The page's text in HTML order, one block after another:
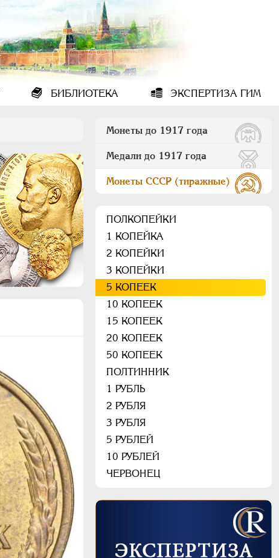
БИБЛИОТЕКА ЭКСПЕРТИЗА ГИМ
Монеты до 1917 года
Медали до 1917 года
Монеты СССР (тиражные)
ПОЛКОПЕЙКИ
1 КОПЕЙКА
2 КОПЕЙКИ
3 КОПЕЙКИ
5 КОПЕЕК
10 КОПЕЕК
15 КОПЕЕК
20 КОПЕЕК
50 КОПЕЕК
ПОЛТИННИК
1 РУБЛЬ
2 РУБЛЯ
3 РУБЛЯ
5 РУБЛЕЙ
10 РУБЛЕЙ
ЧЕРВОНЕЦ